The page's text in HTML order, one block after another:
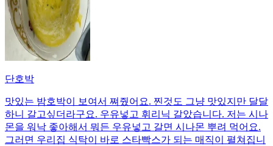
단호박
맛있는 밤호박이 보여서 쪄줬어요. 찐것도 그냥 맛있지만 달달
하니 갈고싶더라구요. 우유넣고 휘리닉 갈았습니다. 저는 시나
몬을 워낙 좋아해서 뭐든 우유넣고 갈면 시나몬 뿌려 먹어요.
그러면 우리집 식탁이 바로 스타빡스가 되는 매직이 펼쳐집니